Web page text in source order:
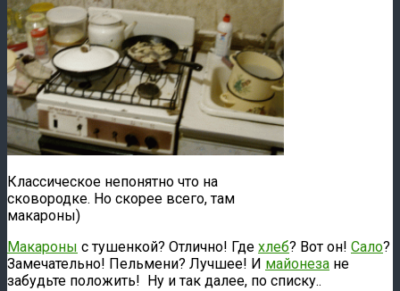
Классическое непонятно что на
сковородке. Но скорее всего, там
макароны)
Макароны с тушенкой? Отлично! Где хлеб? Вот он! Сало?
Замечательно! Пельмени? Лучшее! И майонеза не
забудьте положить! Ну и так далее, по списку..